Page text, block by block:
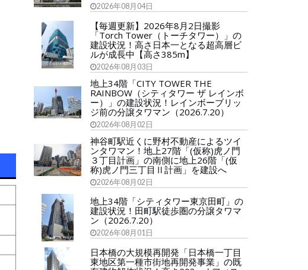
2026年08月04日
【毎週更新】2026年8月2日撮影
「Torch Tower（トーチタワー）」の
建設状況！高さ日本一となる超高層ビ
ルが成長中【高さ385m】
2026年08月03日
地上34階「CITY TOWER THE
RAINBOW（シティタワー ザ レインボ
ー）」の建設状況！レインボーブリッ
ジ前の分譲タワマン（2026.7.20）
2026年08月02日
神谷町駅近くに野村不動産によるツイ
ンタワマン！地上27階「(仮称)虎ノ門
３丁目計画」の南側に地上26階「(仮
称)虎ノ門三丁目Ⅱ計画」を建設へ
2026年08月02日
地上34階「シティタワー東京田町」の
建設状況！田町駅徒歩圏の分譲タワマ
ン（2026.7.20）
2026年08月01日
日本橋の大規模再開発「日本橋一丁目
東地区第一種市街地再開発事業」の既